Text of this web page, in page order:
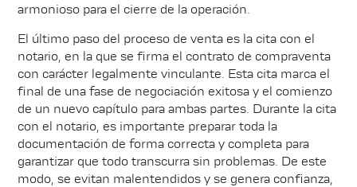
armonioso para el cierre de la operación.
El último paso del proceso de venta es la cita con el
notario, en la que se firma el contrato de compraventa
con carácter legalmente vinculante. Esta cita marca el
final de una fase de negociación exitosa y el comienzo
de un nuevo capítulo para ambas partes. Durante la cita
con el notario, es importante preparar toda la
documentación de forma correcta y completa para
garantizar que todo transcurra sin problemas. De este
modo, se evitan malentendidos y se genera confianza,